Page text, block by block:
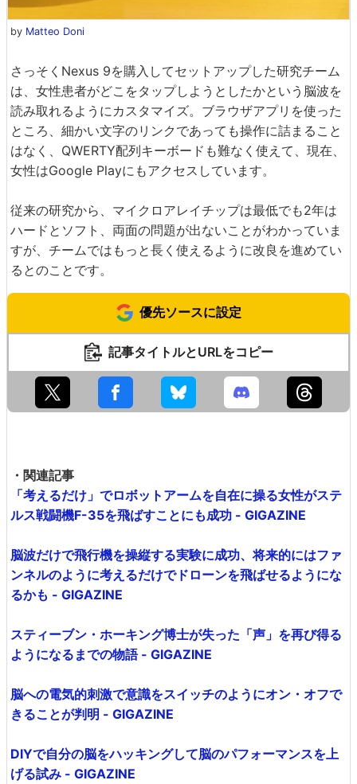
by Matteo Doni
さっそくNexus 9を購入してセットアップした研究チーム
は、女性患者がどこをタップしようとしたかという脳波を
読み取れるようにカスタマイズ。ブラウザアプリを使った
ところ、細かい文字のリンクであっても操作に詰まること
はなく、QWERTY配列キーボードも難なく使えて、現在、
女性はGoogle Playにもアクセスしています。
従来の研究から、マイクロアレイチップは最低でも2年は
ハードとソフト、両面の問題が出ないことがわかっていま
すが、チームではもっと長く使えるように改良を進めてい
るとのことです。
優先ソースに設定
記事タイトルとURLをコピー
・関連記事
「考えるだけ」でロボットアームを自在に操る女性がステ
ルス戦闘機F-35を飛ばすことにも成功 - GIGAZINE
脳波だけで飛行機を操縦する実験に成功、将来的にはファ
ンネルのように考えるだけでドローンを飛ばせるようにな
るかも - GIGAZINE
スティーブン・ホーキング博士が失った「声」を再び得る
ようになるまでの物語 - GIGAZINE
脳への電気的刺激で意識をスイッチのようにオン・オフで
きることが判明 - GIGAZINE
DIYで自分の脳をハッキングして脳のパフォーマンスを上
げる試み - GIGAZINE